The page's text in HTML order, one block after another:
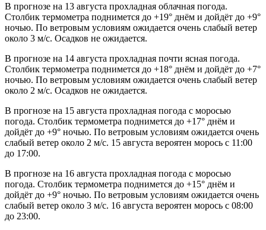
В прогнозе на 13 августа прохладная облачная погода.
Столбик термометра поднимется до +19° днём и дойдёт до +9°
ночью. По ветровым условиям ожидается очень слабый ветер
около 3 м/с. Осадков не ожидается.
В прогнозе на 14 августа прохладная почти ясная погода.
Столбик термометра поднимется до +18° днём и дойдёт до +7°
ночью. По ветровым условиям ожидается очень слабый ветер
около 2 м/с. Осадков не ожидается.
В прогнозе на 15 августа прохладная погода с моросью
погода. Столбик термометра поднимется до +17° днём и
дойдёт до +9° ночью. По ветровым условиям ожидается очень
слабый ветер около 2 м/с. 15 августа вероятен морось с 11:00
до 17:00.
В прогнозе на 16 августа прохладная погода с моросью
погода. Столбик термометра поднимется до +15° днём и
дойдёт до +9° ночью. По ветровым условиям ожидается очень
слабый ветер около 3 м/с. 16 августа вероятен морось с 08:00
до 23:00.